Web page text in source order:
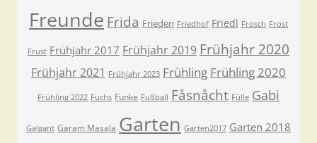
Freunde Frida Frieden Friedhof Friedl Frosch Frost
Frust Frühjahr 2017 Frühjahr 2019 Frühjahr 2020
Frühjahr 2021 Frühjahr 2023 Frühling Frühling 2020
Frühling 2022 Fuchs Funke Fußball Fåsnåcht Fülle Gabi
Galgant Garam Masala Garten Garten2017 Garten 2018